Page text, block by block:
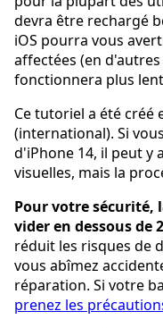
devra être rechargé
iOS pourra vous
affectées (en
fonctionnera plus
Ce tutoriel a été créé
(international). Si
d'iPhone 14, il peut y
visuelles, mais la
Pour votre sécurité,
vider en dessous de
réduit les risques de
vous abîmez
réparation. Si votre
prenez les